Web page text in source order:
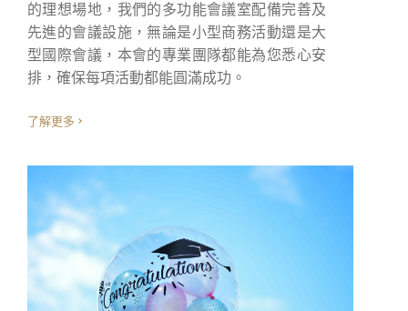
的理想場地，我們的多功能會議室配備完善及
先進的會議設施，無論是小型商務活動還是大
型國際會議，本會的專業團隊都能為您悉心安
排，確保每項活動都能圓滿成功。
了解更多
我已閱讀及明白私隱政策
我已閱讀及明白收集個人資料聲明